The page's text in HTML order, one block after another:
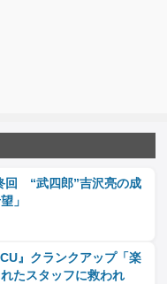
回 “武四郎”吉沢亮の成
」
』クランクアップ「楽
たスタッフに救われ